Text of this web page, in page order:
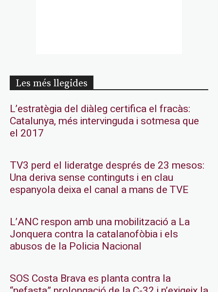
Les més llegides
L’estratègia del diàleg certifica el fracàs:
Catalunya, més intervinguda i sotmesa que
el 2017
TV3 perd el lideratge després de 23 mesos:
Una deriva sense continguts i en clau
espanyola deixa el canal a mans de TVE
L’ANC respon amb una mobilització a La
Jonquera contra la catalanofòbia i els
abusos de la Policia Nacional
SOS Costa Brava es planta contra la